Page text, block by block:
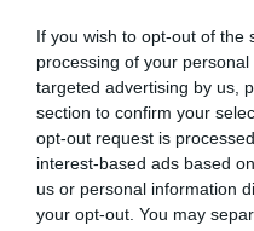
If you wish to opt-out of the
processing of your
targeted advertising by us,
section to confirm your
opt-out request is
interest-based ads based
us or personal information
your opt-out. You may
Conform cifrelor culese
acest an numărul de
2008-2009, gradul de
există semne că acest
şi în luna august.